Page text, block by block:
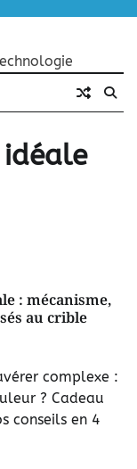
: mécanisme,
au crible
complexe :
? Cadeau
conseils en 4